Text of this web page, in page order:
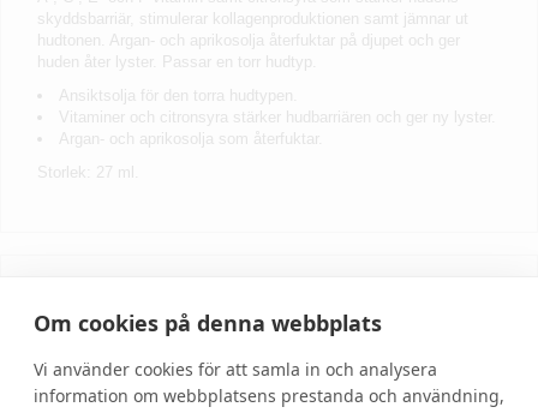
skyddsbarriär, stimulerar kollagenproduktionen samt jämnar ut
hudtonen. Argan- och aprikosolja återfuktar på djupet och ger
huden åter lyster. Passar en torr hudtyp.
Ansiktsolja för den torra hudtypen.
Vitaminer och citronsyra stärker hudbarriären och ger ny lyster.
Argan- och aprikosolja som återfuktar.
Storlek: 27 ml.
Om cookies på denna webbplats
Vi använder cookies för att samla in och analysera
information om webbplatsens prestanda och användning,